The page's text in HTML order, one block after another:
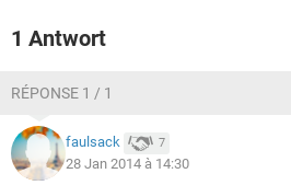
1 Antwort
RÉPONSE 1 / 1
faulsack 7
28 Jan 2014 à 14:30